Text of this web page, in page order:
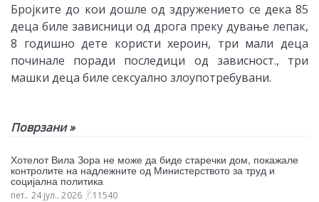
Бројките до кои дошле од здружението се дека 85
деца биле зависници од дрога преку дување лепак,
8 годишно дете користи хероин, три мали деца
починале поради последици од зависност., три
машки деца биле сексуално злоупотребувани.
Поврзани »
Хотелот Вила Зора не може да биде старечки дом, покажале
контролите на надлежните од Министерството за труд и
социјална политика
пет.. 24 јул.. 2026 11540